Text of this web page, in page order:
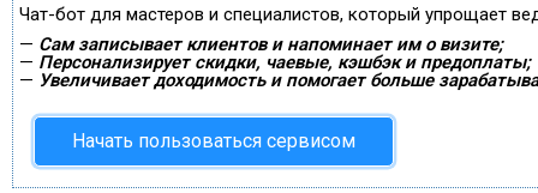
Чат-бот для мастеров и специалистов, который упрощает
— Сам записывает клиентов и напоминает им о визите;
— Персонализирует скидки, чаевые, кэшбэк и предоплаты;
— Увеличивает доходимость и помогает больше
Начать пользоваться сервисом